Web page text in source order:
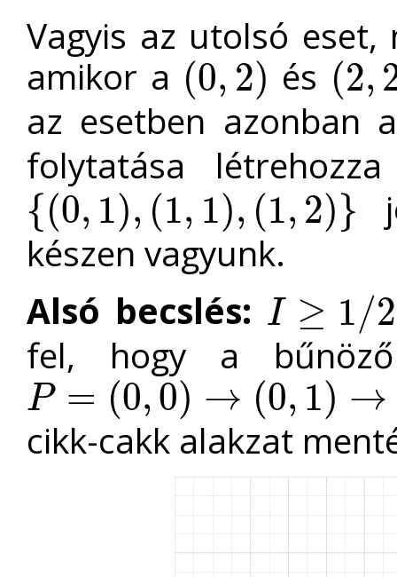
Vagyis az utolsó
amikor a (0, 2)
(0 ,2) és (2,
(2 ,2)
az esetben azonban
folytatása
{(0, 1), (1, 1), (1, 2)}
{( ,1 ),(1, ),( , 2)
készen vagyunk.
Alsó becslés: I ≥ 1/2
I≥ 2
fel, hogy a
P = (0, 0) → (0, 1) →
P=( 0)→ 0, 1)→( 1,1 → 1,0)→ 2 0)→ 2,1 )→ …
cikk-cakk alakzat